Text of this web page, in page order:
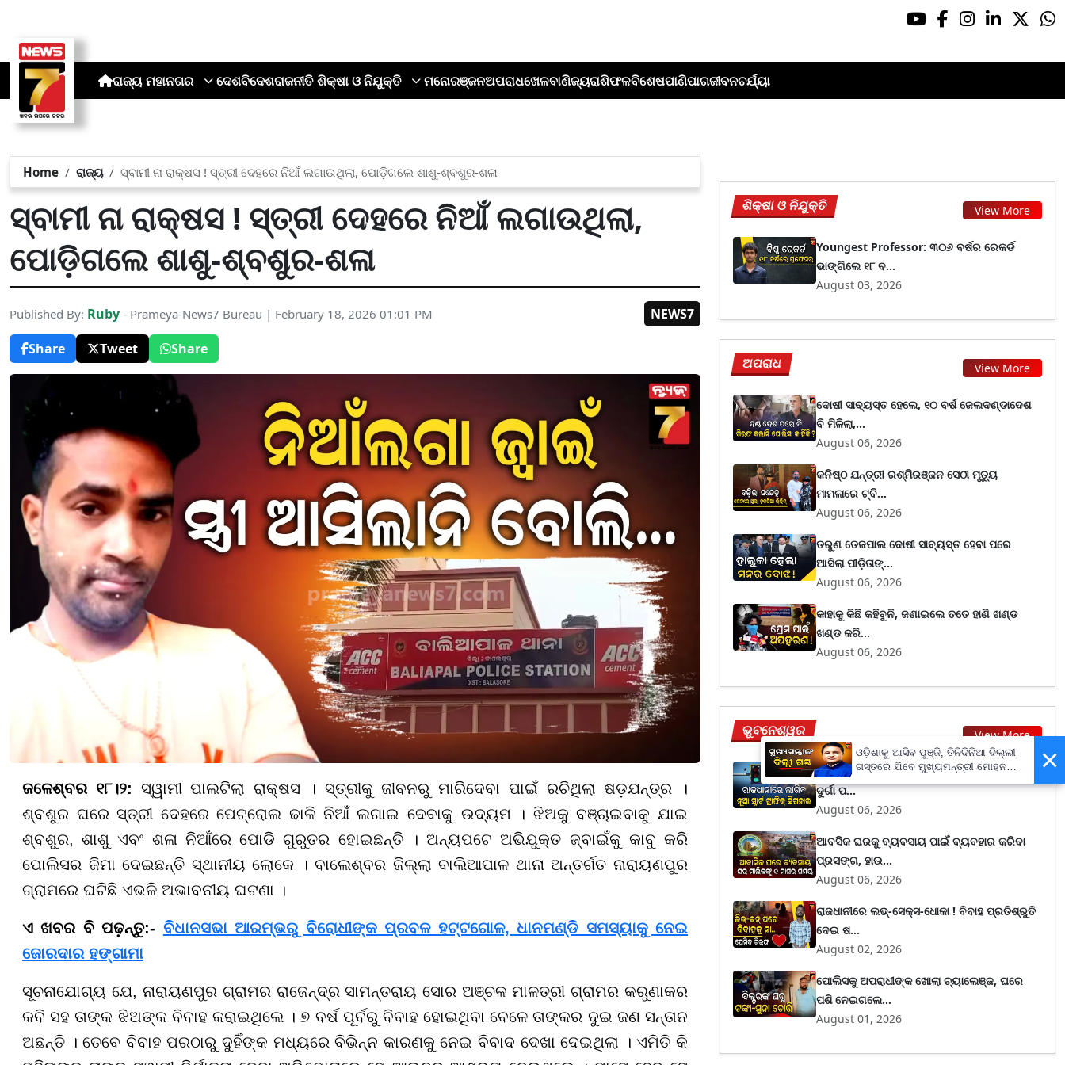
ରାଜ୍ୟ ମହାନଗର ଦେଶବିଦେଶରାଜନୀତି ଶିକ୍ଷା ଓ ନିଯୁକ୍ତି ମନୋରଞ୍ଜନଅପରାଧଖେଳବାଣିଜ୍ୟରାଶିଫଳବିଶେଷପାଣିପାଗଜୀବନଚର୍ଯ୍ୟା
Home ରାଜ୍ୟ ସ୍ବାମୀ ନା ରାକ୍ଷସ ! ସ୍ତ୍ରୀ ଦେହରେ ନିଆଁ ଲଗାଉଥିଲା, ପୋଡ଼ିଗଲେ ଶାଶୁ-ଶ୍ବଶୁର-ଶଳା
ସ୍ବାମୀ ନା ରାକ୍ଷସ ! ସ୍ତ୍ରୀ ଦେହରେ ନିଆଁ ଲଗାଉଥିଲା,
ପୋଡ଼ିଗଲେ ଶାଶୁ-ଶ୍ବଶୁର-ଶଳା
Published By: Ruby - Prameya-News7 Bureau | February 18, 2026 01:01 PM
NEWS7
Share
Tweet Share
ଜଳେଶ୍ବର ୧୮।୨: ସ୍ୱାମୀ ପାଲଟିଲା ରାକ୍ଷସ । ସ୍ତ୍ରୀକୁ ଜୀବନରୁ ମାରିଦେବା ପାଇଁ ରଚିଥିଲା ଷଡ଼ଯନ୍ତ୍ର ।
ଶ୍ବଶୁର ଘରେ ସ୍ତ୍ରୀ ଦେହରେ ପେଟ୍ରୋଲ ଢାଳି ନିଆଁ ଲଗାଇ ଦେବାକୁ ଉଦ୍ୟମ । ଝିଅକୁ ବଞ୍ଚାଇବାକୁ ଯାଇ
ଶ୍ବଶୁର, ଶାଶୁ ଏବଂ ଶଳା ନିଆଁରେ ପୋଡି ଗୁରୁତର ହୋଇଛନ୍ତି । ଅନ୍ୟପଟେ ଅଭିଯୁକ୍ତ ଜ୍ବାଇଁକୁ କାବୁ କରି
ପୋଲିସର ଜିମା ଦେଇଛନ୍ତି ସ୍ଥାନୀୟ ଲୋକେ । ବାଲେଶ୍ବର ଜିଲ୍ଲା ବାଲିଆପାଳ ଥାନା ଅନ୍ତର୍ଗତ ନାରାୟଣପୁର
ଗ୍ରାମରେ ଘଟିଛି ଏଭଳି ଅଭାବନୀୟ ଘଟଣା ।
ଏ ଖବର ବି ପଢ଼ନ୍ତୁ:- ବିଧାନସଭା ଆରମ୍ଭରୁ ବିରୋଧୀଙ୍କ ପ୍ରବଳ ହଟ୍ଟଗୋଳ, ଧାନମଣ୍ଡି ସମସ୍ୟାକୁ ନେଇ
ଜୋରଦାର ହଙ୍ଗାମା
ସୂଚନାଯୋଗ୍ୟ ଯେ, ନାରାୟଣପୁର ଗ୍ରାମର ରାଜେନ୍ଦ୍ର ସାମନ୍ତରାୟ ସୋର ଅଞ୍ଚଳ ମାଳତ୍ରୀ ଗ୍ରାମର କରୁଣାକର
କବି ସହ ତାଙ୍କ ଝିଅଙ୍କ ବିବାହ କରାଇଥିଲେ । ୭ ବର୍ଷ ପୂର୍ବରୁ ବିବାହ ହୋଇଥିବା ବେଳେ ତାଙ୍କର ଦୁଇ ଜଣ ସନ୍ତାନ
ଅଛନ୍ତି । ତେବେ ବିବାହ ପରଠାରୁ ଦୁହିଁଙ୍କ ମଧ୍ୟରେ ବିଭିନ୍ନ କାରଣକୁ ନେଇ ବିବାଦ ଦେଖା ଦେଇଥିଲା । ଏମିତି କି
ଶିକ୍ଷା ଓ ନିଯୁକ୍ତି View More
Youngest Professor: ୩୦୬ ବର୍ଷର ରେକର୍ଡ
ଭାଙ୍ଗିଲେ ୧୮ ବ...
August 03, 2026
ଅପରାଧ View More
ଦୋଷୀ ସାବ୍ୟସ୍ତ ହେଲେ, ୧୦ ବର୍ଷ ଜେଲଦଣ୍ଡାଦେଶ
ବି ମିଳିଲା,...
August 06, 2026
କନିଷ୍ଠ ଯନ୍ତ୍ରୀ ରଶ୍ମିରଞ୍ଜନ ସେଠୀ ମୃତ୍ୟୁ
ମାମଲାରେ ଟ୍ବି...
August 06, 2026
ତରୁଣ ତେଜପାଲ ଦୋଷୀ ସାବ୍ୟସ୍ତ ହେବା ପରେ
ଆସିଲା ପୀଡ଼ିତାଙ୍...
August 06, 2026
କାହାକୁ କିଛି କହିବୁନି, ଜଣାଇଲେ ତତେ ହାଣି ଖଣ୍ଡ
ଖଣ୍ଡ କରି...
August 06, 2026
ଭୁବନେଶ୍ୱର View More
ବଦଳିବ ଭୁବନେଶ୍ବରର ଟ୍ରାଫିକ ସିଗନାଲ ବ୍ୟବସ୍ଥା,
ଦୁର୍ଗା ପ...
August 06, 2026
ଆବସିକ ଘରକୁ ବ୍ୟବସାୟ ପାଇଁ ବ୍ୟବହାର କରିବା
ପ୍ରସଙ୍ଗ, ହାଉ...
August 06, 2026
ରାଜଧାନୀରେ ଲଭ୍-ସେକ୍ସ-ଧୋକା ! ବିବାହ ପ୍ରତିଶ୍ରୁତି
ଦେଇ ଷ...
August 02, 2026
ପୋଲିସକୁ ଅପରାଧୀଙ୍କ ଖୋଲା ଚ୍ୟାଲେଞ୍ଜ, ଘରେ
ପଶି ନେଇଗଲେ...
August 01, 2026
×
ଓଡ଼ିଶାକୁ ଆସିବ ପୁଞ୍ଜି, ତିନିଦିନିଆ ଦିଲ୍ଲୀ
ଗସ୍ତରେ ଯିବେ ମୁଖ୍ୟମନ୍ତ୍ରୀ ମୋହନ